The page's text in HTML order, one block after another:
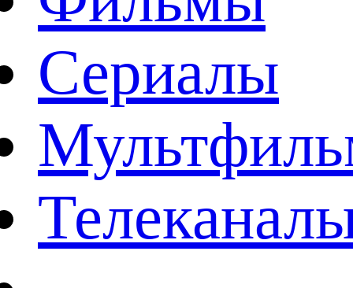
Сериалы